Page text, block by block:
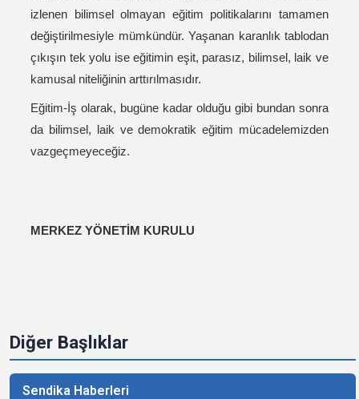
Diğer Başlıklar
Sendika Haberleri
izlenen bilimsel olmayan eğitim politikalarını tamamen
değiştirilmesiyle mümkündür. Yaşanan karanlık tablodan
çıkışın tek yolu ise eğitimin eşit, parasız, bilimsel, laik ve
kamusal niteliğinin arttırılmasıdır.
Eğitim-İş olarak, bugüne kadar olduğu gibi bundan sonra
da bilimsel, laik ve demokratik eğitim mücadelemizden
vazgeçmeyeceğiz.
MERKEZ YÖNETİM KURULU